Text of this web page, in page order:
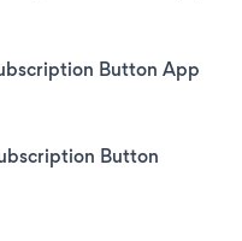
Button App
Button